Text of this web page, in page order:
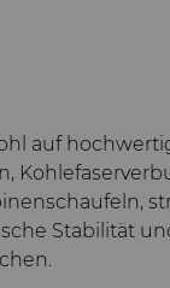
auf
Stabilität